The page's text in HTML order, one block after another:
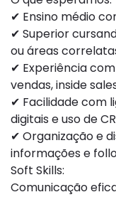
✔ Ensino médio
✔ Superior
ou áreas
✔ Experiência
vendas, inside
✔ Facilidade com
digitais e uso de
✔ Organização e
informações e
Soft Skills:
Comunicação